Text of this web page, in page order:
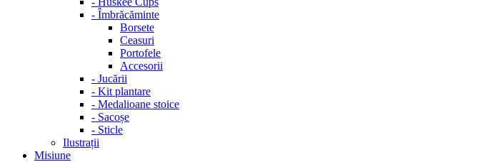
- Îmbrăcăminte
Borsete
Ceasuri
Portofele
Accesorii
- Jucării
- Kit plantare
- Medalioane stoice
- Sacoșe
- Sticle
Ilustrații
Misiune